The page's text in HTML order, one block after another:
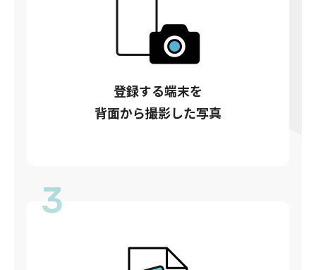
登録する端末を
背面から撮影した写真
3